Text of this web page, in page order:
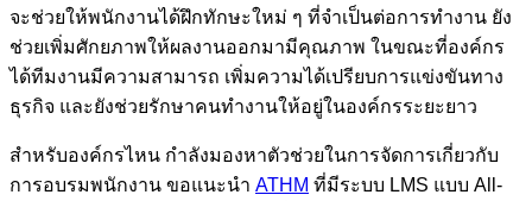
จะช่วยให้พนักงานได้ฝึกทักษะใหม่ ๆ ที่จำเป็นต่อการทำงาน ยัง
ช่วยเพิ่มศักยภาพให้ผลงานออกมามีคุณภาพ ในขณะที่องค์กร
ได้ทีมงานมีความสามารถ เพิ่มความได้เปรียบการแข่งขันทาง
ธุรกิจ และยังช่วยรักษาคนทำงานให้อยู่ในองค์กรระยะยาว
สำหรับองค์กรไหน กำลังมองหาตัวช่วยในการจัดการเกี่ยวกับ
การอบรมพนักงาน ขอแนะนำ ATHM ที่มีระบบ LMS แบบ All-